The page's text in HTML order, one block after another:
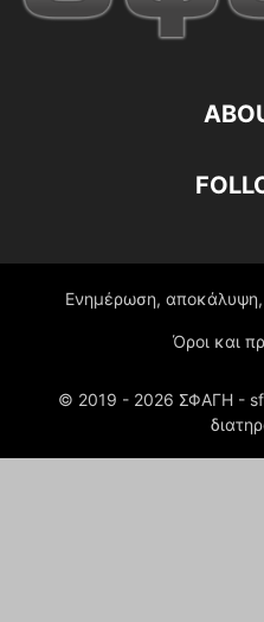
Ενημέρωση,
Όροι και
© 2019 - 2026 ΣΦΑΓΗ -